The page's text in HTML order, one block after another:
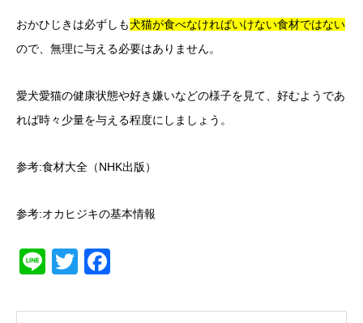
おかひじきは必ずしも犬猫が食べなければいけない食材ではない
ので、無理に与える必要はありません。
愛犬愛猫の健康状態や好き嫌いなどの様子を見て、好むようであ
れば時々少量を与える程度にしましょう。
参考:食材大全（NHK出版）
参考:オカヒジキの基本情報
LineTwitter